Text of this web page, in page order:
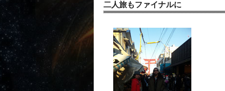
二人旅もファイナルに